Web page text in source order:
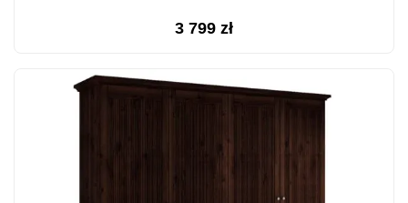
3 799 zł